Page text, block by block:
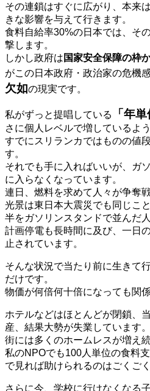
その連鎖はすぐに広がり、本来
きな影響を与えて行きます。
食料自給率30%の日本では、そ
撃します。
しかし政府は 国家安全保障の枠
がこの日本政府・政治家の危機感
欠如の現実です。
私がずっと提唱している 「年
さに個人レベルで増しているよ
すでにスリランカではものの値
す。
それでも手に入ればいいが、ガ
に入らなくなっています。
連日、燃料を求めて人々が争奪
光景は東日本大震災でも同じこ
半をガソリンスタンドで並んだ
計画停電も長時間に及び、一日
止されています。
そんな状況で当たり前に生きて
だけです。
物価が何倍何十倍になっても関
ホテルなどはほとんどが閉鎖、
産、結果大勢が失業しています。
街には多くのホームレスが増え
私のNPOでも100人単位の食料
で見れば助けられるのはごくご
さらに今、学校に行けなくなる